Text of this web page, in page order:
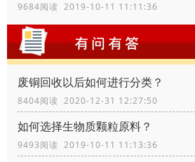
9684阅读 2019-10-11 11:11:36
废铜回收以后如何进行分类？
8404阅读 2020-12-31 12:27:50
如何选择生物质颗粒原料？
9493阅读 2019-10-11 11:13:36